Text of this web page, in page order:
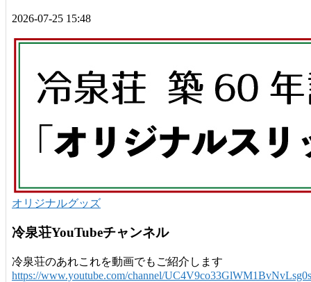
2026-07-25 15:48
オリジナルグッズ
冷泉荘YouTubeチャンネル
冷泉荘のあれこれを動画でもご紹介します
https://www.youtube.com/channel/